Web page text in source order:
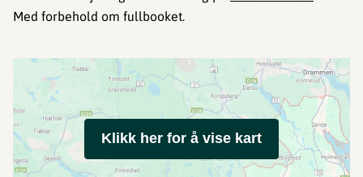
Med forbehold om fullbooket.
Klikk her for å vise kart